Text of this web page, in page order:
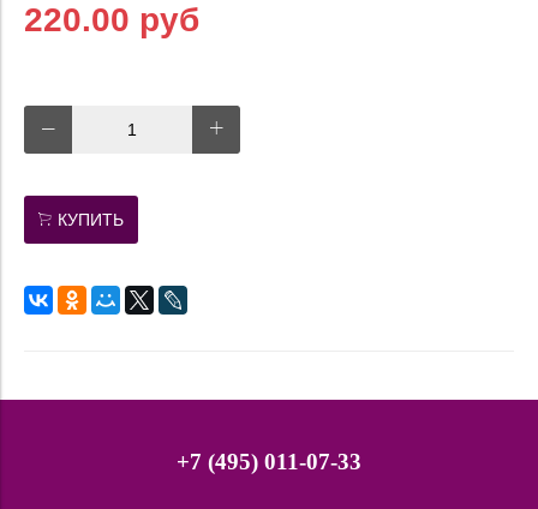
220.00 руб
КУПИТЬ
+7 (495) 011-07-33